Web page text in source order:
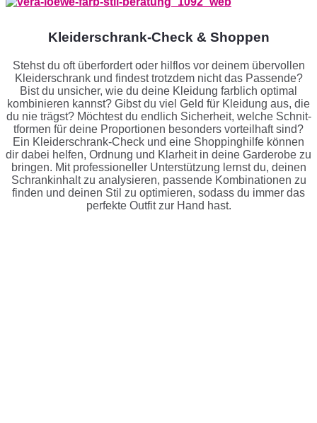
Kleiderschrank-Check & Shoppen
Stehst du oft überfordert oder hilflos vor deinem übervollen
Kleider­schrank und findest trotzdem nicht das Passende?
Bist du unsicher, wie du deine Kleidung farblich optimal
kombinieren kannst? Gibst du viel Geld für Kleidung aus, die
du nie trägst? Möchtest du endlich Sicherheit, welche Schnit­
tformen für deine Propor­tionen besonders vorteilhaft sind?
Ein Kleider­schrank-Check und eine Shoppinghilfe können
dir dabei helfen, Ordnung und Klarheit in deine Garderobe zu
bringen. Mit profes­sioneller Unter­stützung lernst du, deinen
Schrank­inhalt zu analysieren, passende Kombi­na­tionen zu
finden und deinen Stil zu optimieren, sodass du immer das
perfekte Outfit zur Hand hast.